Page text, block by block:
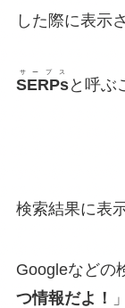
した際に表示
SERPs
サープス
と呼ぶ
検索結果に表
Googleなどの
つ情報だよ！